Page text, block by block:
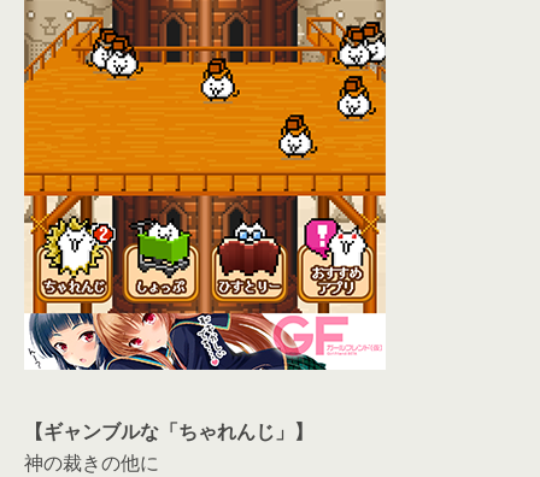
【ギャンブルな「ちゃれんじ」】
神の裁きの他に